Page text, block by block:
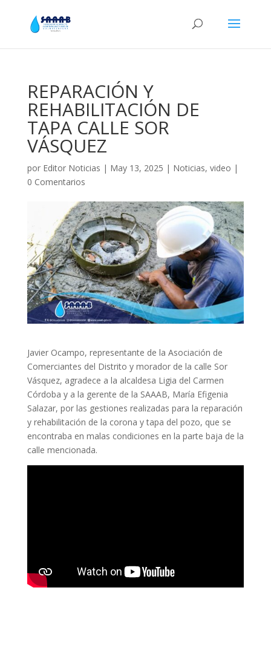
REPARACIÓN Y
REHABILITACIÓN DE
TAPA CALLE SOR
VÁSQUEZ
por Editor Noticias | May 13, 2025 | Noticias, video |
0 Comentarios
Javier Ocampo, representante de la Asociación de
Comerciantes del Distrito y morador de la calle Sor
Vásquez, agradece a la alcaldesa Ligia del Carmen
Córdoba y a la gerente de la SAAAB, María Efigenia
Salazar, por las gestiones realizadas para la reparación
y rehabilitación de la corona y tapa del pozo, que se
encontraba en malas condiciones en la parte baja de la
calle mencionada.